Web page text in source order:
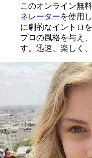
このオンライン無料
ネレーターを使用
に劇的なイントロ
プロの風格を与え
す。迅速、楽しく